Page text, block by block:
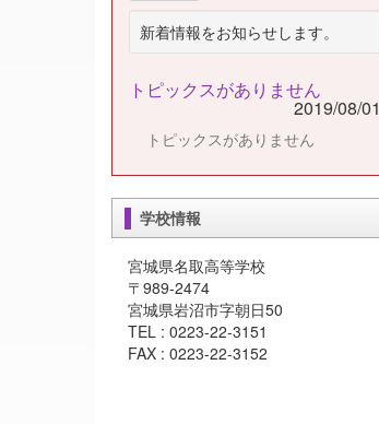
新着情報をお知らせします。
トピックスがありません
2019/08/01
トピックスがありません
学校情報
宮城県名取高等学校
〒989-2474
宮城県岩沼市字朝日50
TEL : 0223-22-3151
FAX : 0223-22-3152